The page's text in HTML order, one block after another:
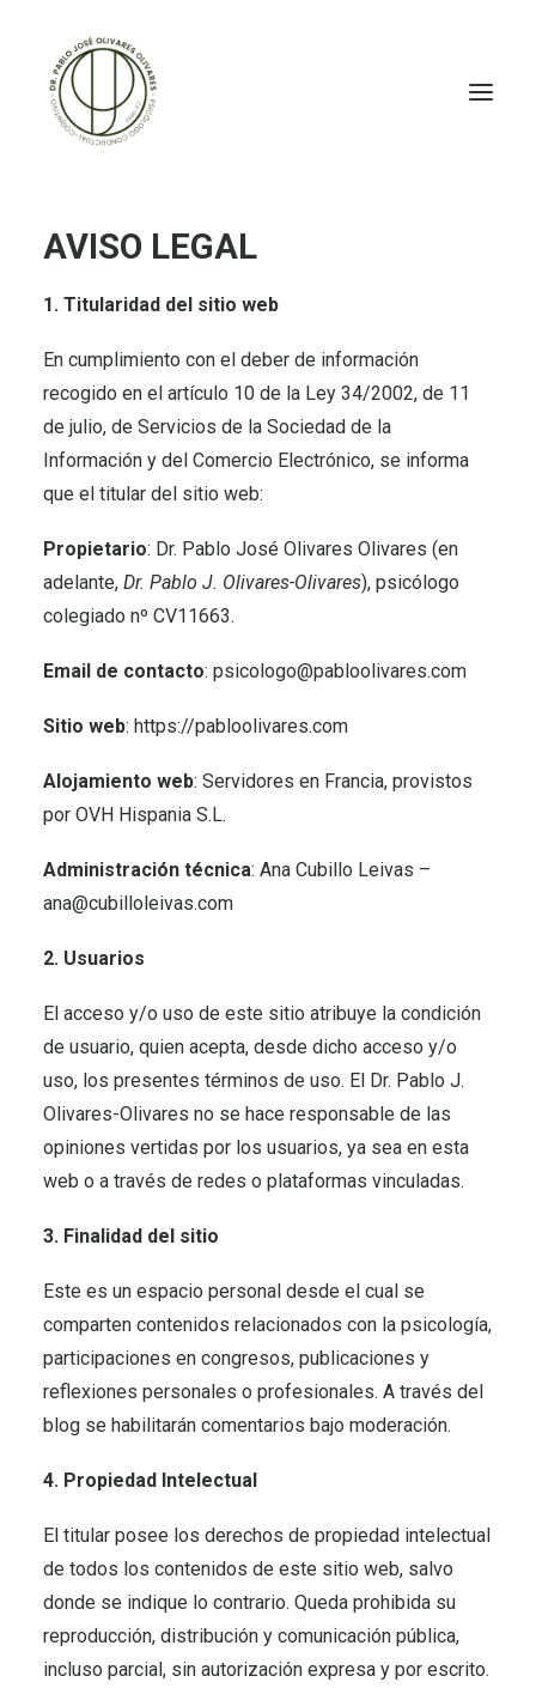
AVISO LEGAL
1. Titularidad del sitio web
En cumplimiento con el deber de información
recogido en el artículo 10 de la Ley 34/2002, de 11
de julio, de Servicios de la Sociedad de la
Información y del Comercio Electrónico, se informa
que el titular del sitio web:
Propietario: Dr. Pablo José Olivares Olivares (en
adelante, Dr. Pablo J. Olivares-Olivares), psicólogo
colegiado nº CV11663.
Email de contacto: psicologo@pabloolivares.com
Sitio web: https://pabloolivares.com
Alojamiento web: Servidores en Francia, provistos
por OVH Hispania S.L.
Administración técnica: Ana Cubillo Leivas –
ana@cubilloleivas.com
2. Usuarios
El acceso y/o uso de este sitio atribuye la condición
de usuario, quien acepta, desde dicho acceso y/o
uso, los presentes términos de uso. El Dr. Pablo J.
Olivares-Olivares no se hace responsable de las
opiniones vertidas por los usuarios, ya sea en esta
web o a través de redes o plataformas vinculadas.
3. Finalidad del sitio
Este es un espacio personal desde el cual se
comparten contenidos relacionados con la psicología,
participaciones en congresos, publicaciones y
reflexiones personales o profesionales. A través del
blog se habilitarán comentarios bajo moderación.
4. Propiedad Intelectual
El titular posee los derechos de propiedad intelectual
de todos los contenidos de este sitio web, salvo
donde se indique lo contrario. Queda prohibida su
reproducción, distribución y comunicación pública,
incluso parcial, sin autorización expresa y por escrito.